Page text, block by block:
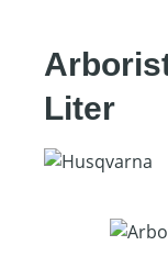
Liter
Bildergalerie